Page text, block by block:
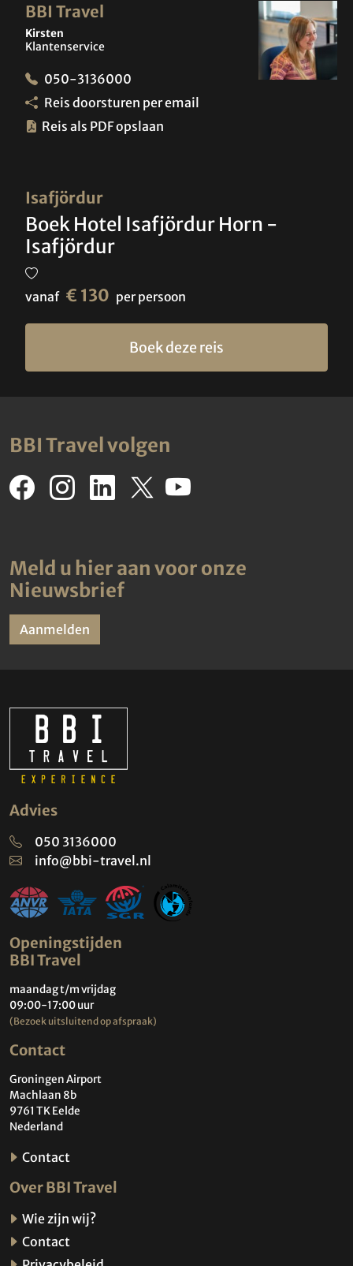
Isafjördur
Boek Hotel Isafjördur Horn -
Isafjördur
vanaf € 130 per persoon
Boek deze reis
BBI Travel
Kirsten
Klantenservice
050-3136000
Reis doorsturen per email
Reis als PDF opslaan
BBI Travel volgen
Meld u hier aan voor onze
Nieuwsbrief
Aanmelden
Advies
050 3136000
info@bbi-travel.nl
Openingstijden
BBI Travel
maandag t/m vrijdag
09:00-17:00 uur
(Bezoek uitsluitend op afspraak)
Contact
Groningen Airport
Machlaan 8b
9761 TK Eelde
Nederland
Contact
Over BBI Travel
Wie zijn wij?
Contact